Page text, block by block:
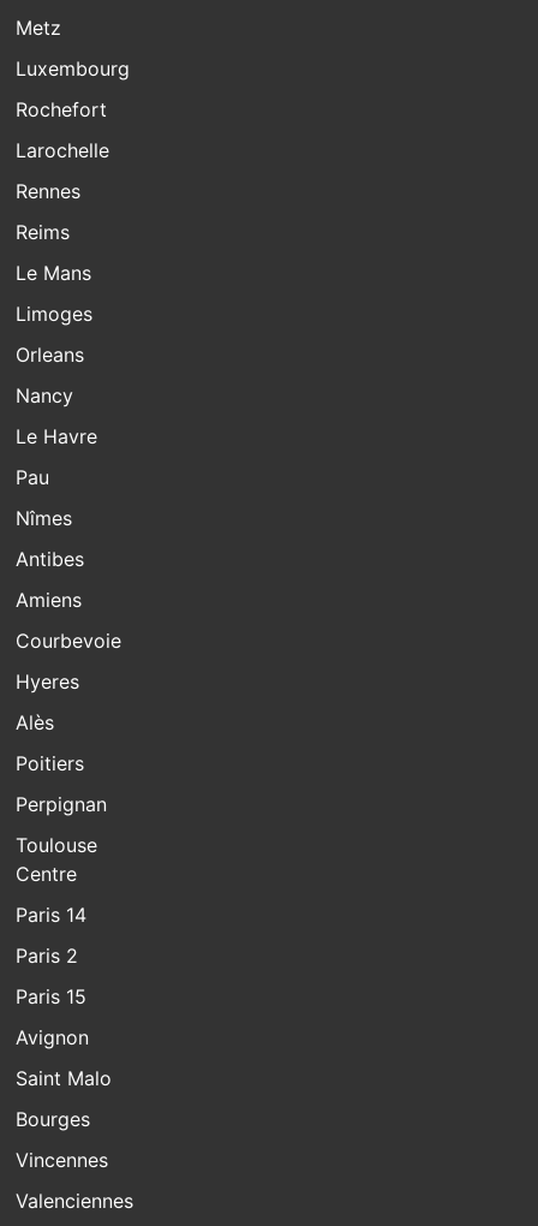
Metz
Luxembourg
Rochefort
Larochelle
Rennes
Reims
Le Mans
Limoges
Orleans
Nancy
Le Havre
Pau
Nîmes
Antibes
Amiens
Courbevoie
Hyeres
Alès
Poitiers
Perpignan
Toulouse
Centre
Paris 14
Paris 2
Paris 15
Avignon
Saint Malo
Bourges
Vincennes
Valenciennes